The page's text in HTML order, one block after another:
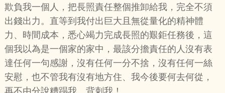
欺負我一個人，把長照責任整個推卸給我，完全不須
出錢出力。直等到我付出巨大且無從量化的精神體
力、時間成本，悉心竭力完成長照的艱鉅任務後，這
個我以為是一個家的家中，最該分擔責任的人沒有表
達任何一句感謝，沒有任何一分不捨，沒有任何一絲
安慰，也不管我有沒有地方住、我今後要何去何從，